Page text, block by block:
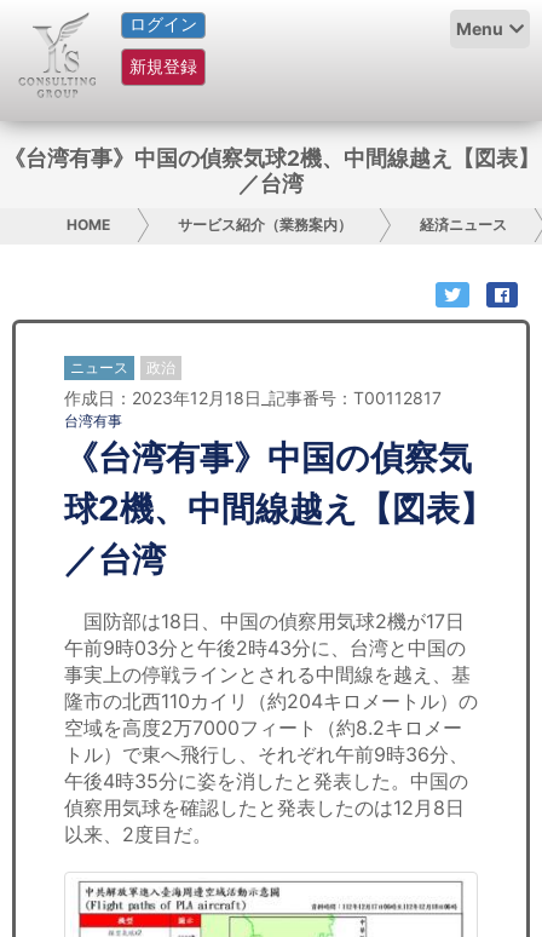
ログイン
新規登録
Menu
HOME
サービス紹介
コラム
お問い合わせ
日本人にPR
コンサルティング
リサーチ
セミナー
労務顧問
ＩＴ
飲食店情報
《台湾有事》中国の偵察気球2機、中間線越え【図表】
／台湾
HOME サービス紹介（業務案内） 経済ニュース
ニュース 政治
作成日：2023年12月18日_記事番号：T00112817
台湾有事
《台湾有事》中国の偵察気
球2機、中間線越え【図表】
／台湾
国防部は18日、中国の偵察用気球2機が17日
午前9時03分と午後2時43分に、台湾と中国の
事実上の停戦ラインとされる中間線を越え、基
隆市の北西110カイリ（約204キロメートル）の
空域を高度2万7000フィート（約8.2キロメー
トル）で東へ飛行し、それぞれ午前9時36分、
午後4時35分に姿を消したと発表した。中国の
偵察用気球を確認したと発表したのは12月8日
以来、2度目だ。